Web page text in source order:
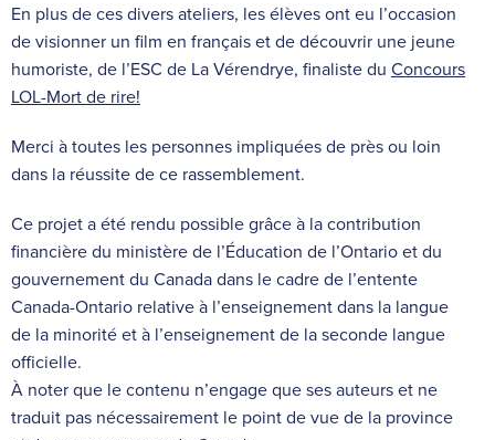
En plus de ces divers ateliers, les élèves ont eu l’occasion
de visionner un film en français et de découvrir une jeune
humoriste, de l’ESC de La Vérendrye, finaliste du Concours
LOL-Mort de rire!
Merci à toutes les personnes impliquées de près ou loin
dans la réussite de ce rassemblement.
Ce projet a été rendu possible grâce à la contribution
financière du ministère de l’Éducation de l’Ontario et du
gouvernement du Canada dans le cadre de l’entente
Canada-Ontario relative à l’enseignement dans la langue
de la minorité et à l’enseignement de la seconde langue
officielle.
À noter que le contenu n’engage que ses auteurs et ne
traduit pas nécessairement le point de vue de la province